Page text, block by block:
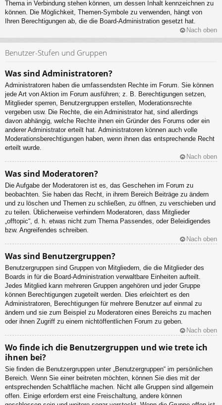
Thema in Verbindung stehen können, um dessen Inhalt kennzeichnen zu
können. Die Möglichkeit, Themen-Symbole zu verwenden, hängt von
Ihren Berechtigungen ab, die die Board-Administration gesetzt hat.
Nach oben
Benutzer-Stufen und Gruppen
Was sind Administratoren?
Administratoren haben die umfassendsten Rechte im Forum. Sie können
jede Art von Aktion im Forum ausführen; z. B. Berechtigungen setzen,
Mitglieder sperren, Benutzergruppen erstellen, Moderationsrechte
vergeben usw. Die Rechte, die ein Administrator hat, sind allerdings
davon abhängig, welche Rechte ihnen ein Gründer des Forums oder ein
anderer Administrator erteilt hat. Administratoren können auch volle
Moderationsberechtigungen haben, wenn ihnen das entsprechende Recht
erteilt wurde.
Nach oben
Was sind Moderatoren?
Die Aufgabe der Moderatoren ist es, das Geschehen im Forum zu
beobachten. Sie haben das Recht, in ihrem Bereich Beiträge zu ändern
und zu löschen und Themen zu schließen, zu öffnen, zu verschieben und
zu teilen. Üblicherweise verhindern Moderatoren, dass Mitglieder
„offtopic“, d. h. etwas nicht zum Thema Passendes, oder Beleidigendes
bzw. Angreifendes schreiben.
Nach oben
Was sind Benutzergruppen?
Benutzergruppen sind Gruppen von Mitgliedern, die die Mitglieder des
Boards in für die Board-Administration verwaltbare Einheiten aufteilt.
Jedes Mitglied kann mehreren Gruppen angehören und jeder Gruppe
können Berechtigungen zugeteilt werden. Dies erleichtert es den
Administratoren, Berechtigungen für mehrere Benutzer auf einmal zu
ändern und sie zum Beispiel zu Moderatoren eines Bereichs zu machen
oder ihnen Zugriff zu einem nichtöffentlichen Forum zu geben.
Nach oben
Wo finde ich die Benutzergruppen und wie trete ich
ihnen bei?
Sie finden die Benutzergruppen unter „Benutzergruppen“ im persönlichen
Bereich. Wenn Sie einer beitreten möchten, können Sie dies mit der
entsprechenden Schaltfläche machen. Nicht alle Gruppen sind allgemein
offen. Einige erfordern erst eine Freischaltung, andere können